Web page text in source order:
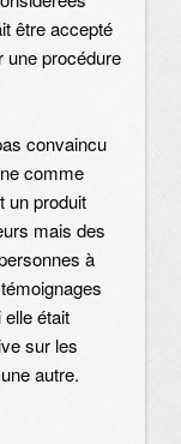
être accepté
une procédure
convaincu
comme
un produit
mais des
à
était
sur les
autre.